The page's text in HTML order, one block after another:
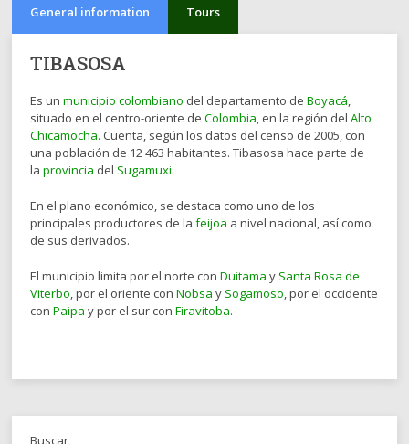
General information Tours
TIBASOSA
Es unmunicipio colombiano del departamento deBoyacá,
situado en el centro-oriente deColombia, en la región delAlto
Chicamocha. Cuenta, según los datos del censo de 2005, con
una población de 12 463 habitantes. Tibasosa hace parte de
laprovincia del Sugamuxi.
En el plano económico, se destaca como uno de los
principales productores de lafeijoa a nivel nacional, así como
de sus derivados.
El municipio limita por el norte conDuitama y Santa Rosa de
Viterbo, por el oriente conNobsa y Sogamoso, por el occidente
conPaipa y por el sur conFiravitoba.
Buscar